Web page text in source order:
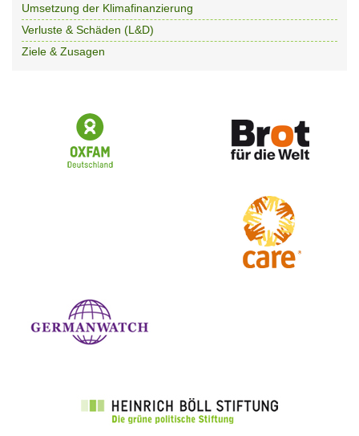
Umsetzung der Klimafinanzierung
Verluste & Schäden (L&D)
Ziele & Zusagen